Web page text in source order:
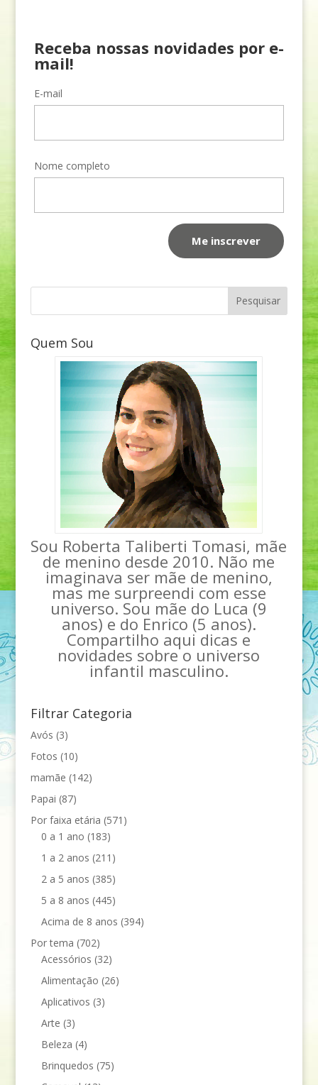
Receba nossas novidades por e-
mail!
E-mail
Nome completo
Quem Sou
Sou Roberta Taliberti Tomasi, mãe
de menino desde 2010. Não me
imaginava ser mãe de menino,
mas me surpreendi com esse
universo. Sou mãe do Luca (9
anos) e do Enrico (5 anos).
Compartilho aqui dicas e
novidades sobre o universo
infantil masculino.
Filtrar Categoria
Avós (3)
Fotos (10)
mamãe (142)
Papai (87)
Por faixa etária (571)
0 a 1 ano (183)
1 a 2 anos (211)
2 a 5 anos (385)
5 a 8 anos (445)
Acima de 8 anos (394)
Por tema (702)
Acessórios (32)
Alimentação (26)
Aplicativos (3)
Arte (3)
Beleza (4)
Brinquedos (75)